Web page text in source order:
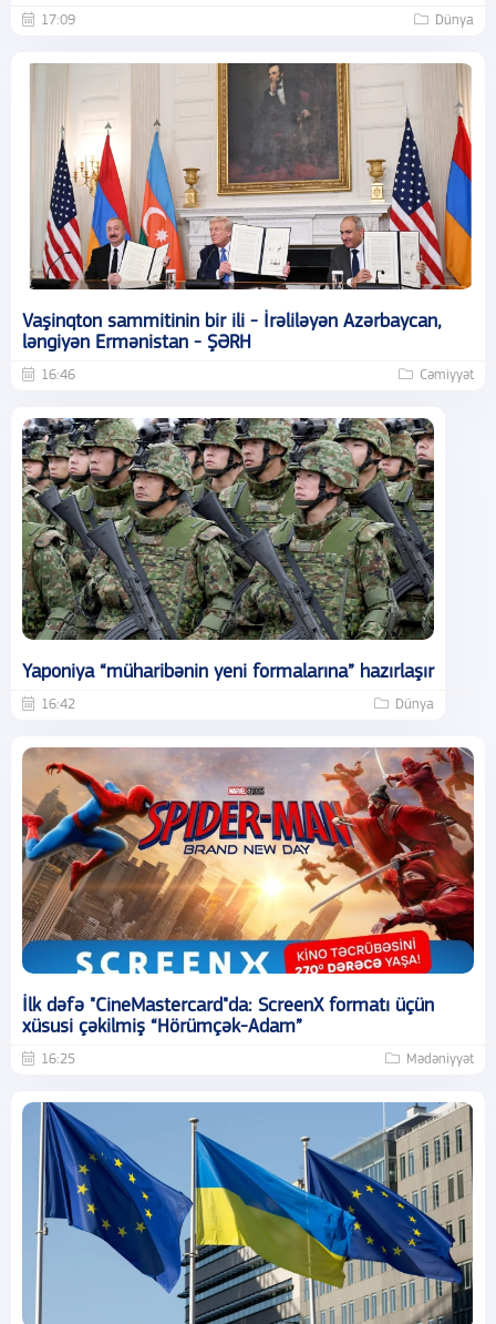
17:09 Dünya
Vaşinqton sammitinin bir ili - İrəliləyən Azərbaycan,
ləngiyən Ermənistan - ŞƏRH
16:46 Cəmiyyət
Yaponiya “müharibənin yeni formalarına” hazırlaşır
16:42 Dünya
İlk dəfə "CineMastercard"da: ScreenX formatı üçün
xüsusi çəkilmiş “Hörümçək-Adam”
16:25 Mədəniyyət